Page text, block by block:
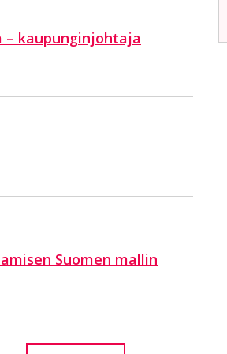
– kaupunginjohtaja
Suomen mallin